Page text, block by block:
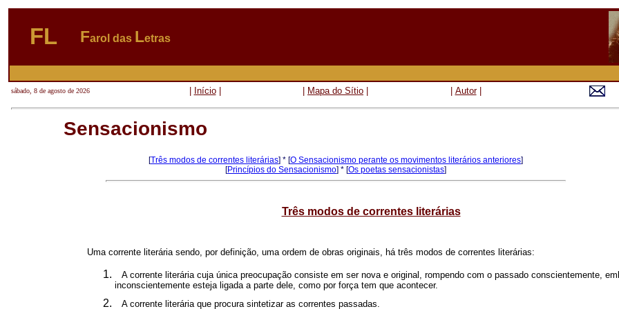
FL Farol das Letras
sábado, 8 de agosto de 2026 Início| Mapa do Sítio Autor|
Sensacionismo
[Três modos de correntes literárias] * [O Sensacionismo perante os movimentos literários anteriores]
[Princípios do Sensacionismo] * [Os poetas sensacionistas]
Três modos de correntes literárias
Uma corrente literária sendo, por definição, uma ordem de obras originais, há três modos de correntes literárias:
A corrente literária cuja única preocupação consiste em ser nova e original, rompendo com o passado conscientemente,
inconscientemente esteja ligada a parte dele, como por força tem que acontecer.
A corrente literária que procura sintetizar as correntes passadas.